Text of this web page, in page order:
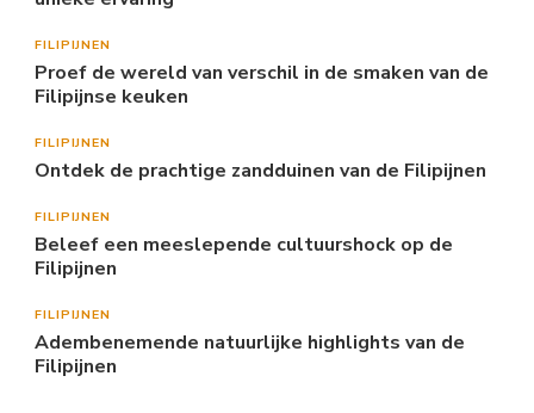
FILIPIJNEN
Proef de wereld van verschil in de smaken van de
Filipijnse keuken
FILIPIJNEN
Ontdek de prachtige zandduinen van de Filipijnen
FILIPIJNEN
Beleef een meeslepende cultuurshock op de
Filipijnen
FILIPIJNEN
Adembenemende natuurlijke highlights van de
Filipijnen